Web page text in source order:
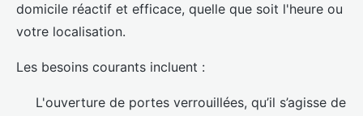
domicile réactif et efficace, quelle que soit l'heure ou
votre localisation.
Les besoins courants incluent :
L'ouverture de portes verrouillées, qu’il s’agisse de